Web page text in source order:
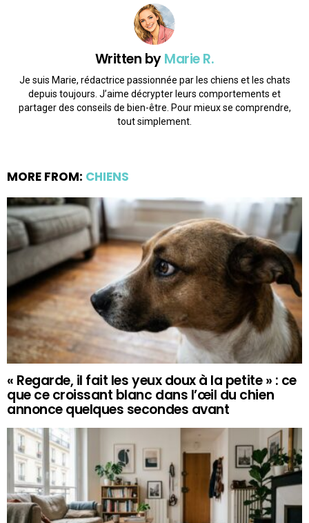
Written byMarie R.
Je suis Marie, rédactrice passionnée par les chiens et les chats
depuis toujours. J’aime décrypter leurs comportements et
partager des conseils de bien-être. Pour mieux se comprendre,
tout simplement.
MORE FROM: CHIENS
« Regarde, il fait les yeux doux à la petite » : ce
que ce croissant blanc dans l’œil du chien
annonce quelques secondes avant